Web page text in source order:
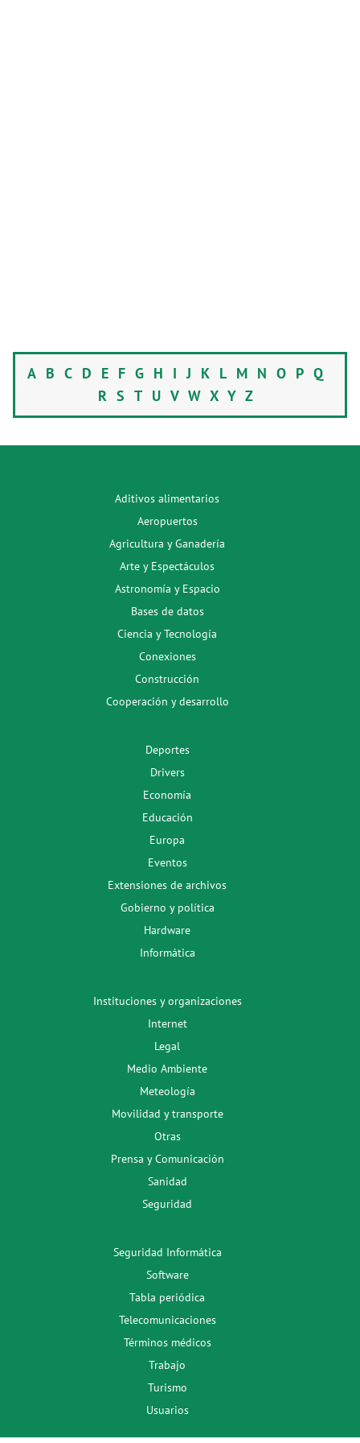
A B C D E F G H IJ K L M N O P Q
R S T U V W X Y Z
Aditivos alimentarios
Aeropuertos
Agricultura y Ganadería
Arte y Espectáculos
Astronomía y Espacio
Bases de datos
Ciencia y Tecnología
Conexiones
Construcción
Cooperación y desarrollo
Deportes
Drivers
Economía
Educación
Europa
Eventos
Extensiones de archivos
Gobierno y política
Hardware
Informática
Instituciones y organizaciones
Internet
Legal
Medio Ambiente
Meteología
Movilidad y transporte
Otras
Prensa y Comunicación
Sanidad
Seguridad
Seguridad Informática
Software
Tabla periódica
Telecomunicaciones
Términos médicos
Trabajo
Turismo
Usuarios